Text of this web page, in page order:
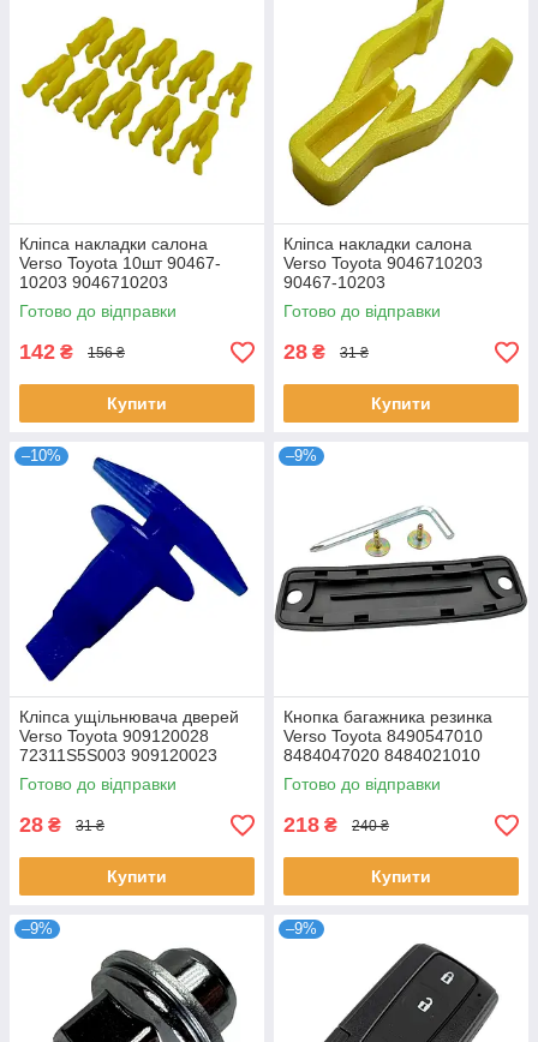
Кліпса накладки салона
Verso Toyota 10шт 90467-
10203 9046710203
90467A0011 90467T0033
Готово до відправки
142 ₴ 156 ₴
Купити
Кліпса накладки салона
Verso Toyota 9046710203
90467-10203
Готово до відправки
28 ₴ 31 ₴
Купити
–10%
Кліпса ущільнювача дверей
Verso Toyota 909120028
72311S5S003 909120023
Готово до відправки
28 ₴ 31 ₴
Купити
–9%
Кнопка багажника резинка
Verso Toyota 8490547010
8484047020 8484021010
Готово до відправки
218 ₴ 240 ₴
Купити
–9% –9%